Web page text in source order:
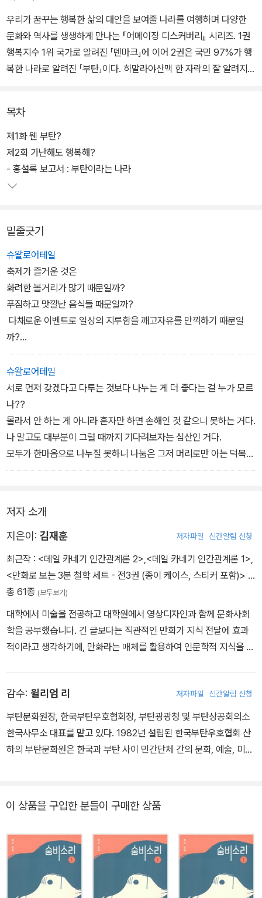
우리가 꿈꾸는 행복한 삶의 대안을 보여줄 나라를 여행하며 다양한
문화와 역사를 생생하게 만나는 『어메이징 디스커버리』 시리즈. 1권
행복지수 1위 국가로 알려진 「덴마크」에 이어 2권은 국민 97%가 행
복한 나라로 알려진 「부탄」이다. 히말라야산맥 한 자락의 잘 알려지지
부족함이 없을 정도로 큰 기업을 일궈낸 장 회장. 그러나 마음의 공허
함을 끝없이 느끼고 손주에게 물려줘야 할 유산이 단순히 돈이 아니
라는 것을 깨닫는다. 과연 ‘채워진 삶’이란 어떤 것일까. 장 회장은 프
로젝트 팀을 모집해 다른 세계를 탐험하고 행복한 삶에 대해 가장 훌
륭한 보고서를 써오는 팀에게 거액의 상금을 주겠다고 약속하는데….
최고의 보고서를 작성하기 위해 궁리한다. 첫 번째 덴마크에 이어 부
탄으로 떠난 주인공들. 여행을 가기도 쉽지 않아서 듣도 보도 못한 히
말라야 산자락의 작은 나라가 선정되어 의아해하는데, 부탄을 고른
배경에는 장 회장의 꿍꿍이가 숨어 있다. 찬찬히 부탄 사회를 둘러보
던 주인공들은 인정하지 않을 수 없는 한 가지 결론에 도달한다.
목차
제1화 웬 부탄?
제2화 가난해도 행복해?
- 홍설록 보고서 : 부탄이라는 나라
밑줄긋기
슈왈로어테일
축제가 즐거운 것은
화려한 볼거리가 많기 때문일까?
푸짐하고 맛깔난 음식들 때문일까?
다채로운 이벤트로 일상의 지루함을 깨고자유를 만끽하기 때문일
까?
축제가 즐거운 진짜 이유는
같이 모여 어울릴 수 있기 때문이다.
외톨이는 떠들썩한 향연의 가운데 있어도
결코 즐겁지 않다.
슈왈로어테일
서로 먼저 갖겠다고 다투는 것보다 나누는 게 더 좋다는 걸 누가 모르
나??
몰라서 안 하는 게 아니라 혼자만 하면 손해인 것 같으니 못하는 거다.
나 말고도 대부분이 그럴 때까지 기다려보자는 심산인 거다.
모두가 한마음으로 나누질 못하니 나눔은 그저 머리로만 아는 덕목
일 뿐이다.
저자 소개
지은이: 김재훈 저자파일 신간알림 신청
최근작 : <데일 카네기 인간관계론 2>,<데일 카네기 인간관계론 1>,
<만화로 보는 3분 철학 세트 - 전3권 (종이 케이스, 스티커 포함)> …
총 61종 (모두보기)
대학에서 미술을 전공하고 대학원에서 영상디자인과 함께 문화사회
학을 공부했습니다. 긴 글보다는 직관적인 만화가 지식 전달에 효과
적이라고 생각하기에, 만화라는 매체를 활용하여 인문학적 지식을 사
기’, 서울여대에서 일러스트레이션 강의를 했으며 철학, 문화, 신화 등
에 관한 대중 강연 활동도 활발히 하고 있습니다. 《데일 카네기 인간
관계론》을 통해 얻은 지혜들을 여러 사람과 나누고자 데일 카네기의
생동감 있는 구어체와 경쾌한 만화로 재탄생시키는 프로젝트를 시작
감수: 윌리엄 리 저자파일 신간알림 신청
부탄문화원장, 한국부탄우호협회장, 부탄광광청 및 부탄상공회의소
한국사무소 대표를 맡고 있다. 1982년 설립된 한국부탄우호협회 산
하의 부탄문화원은 한국과 부탄 사이 민간단체 간의 문화, 예술, 미디
로그램을 운영하며 한국에 부탄이 추구하는 행복의 가치를 전하기 위
이 상품을 구입한 분들이 구매한 상품